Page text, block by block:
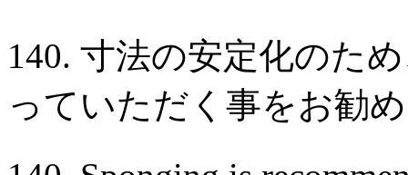
140. 寸法の安定化のた
っていただく事をお勧